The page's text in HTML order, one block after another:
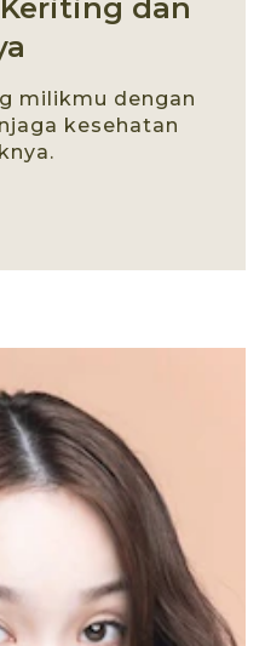
dan
milikmu dengan
kesehatan